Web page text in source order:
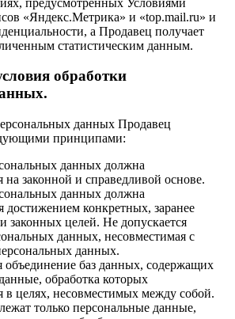
«Яндекс.Метрика» и «top.mail.ru» и
а Продавец получает
статистическим данным.
обработки
данных Продавец
принципами:
данных должна
на законной и справедливой основе.
данных должна
достижением конкретных, заранее
законных целей. Не допускается
данных, несовместимая с
данных.
объединение баз данных, содержащих
обработка которых
в целях, несовместимых между собой.
только персональные данные,